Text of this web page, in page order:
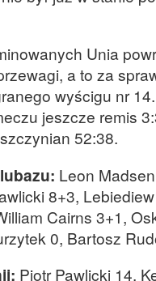
Unia
a to za
wyścigu nr
jeszcze remis
52:38.
Leon
8+3,
Cairns 3+1,
0, Bartosz
: Piotr Pawlicki 14,